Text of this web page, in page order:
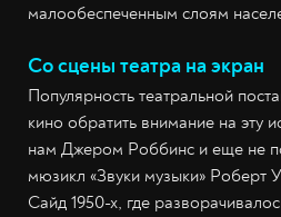
малообеспеченным слоям
Со сцены театра на экран
Популярность театральной
кино обратить внимание на эту
нам Джером Роббинс и еще не
мюзикл «Звуки музыки» Роберт
Сайд 1950-х, где